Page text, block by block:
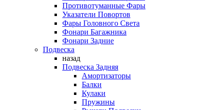
Противотуманные Фары
Указатели Повортов
Фары Головного Света
Фонари Багажника
Фонари Задние
Подвеска
назад
Подвеска Задняя
Амортизаторы
Балки
Кулаки
Пружины